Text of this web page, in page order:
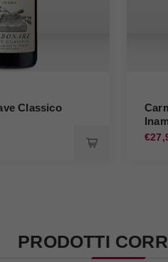
Classico
PRODOTTI